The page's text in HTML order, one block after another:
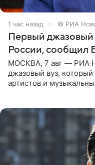
1 час назад © РИА
Первый джазовый
России, сообщил
МОСКВА, 7 авг — РИА
джазовый вуз, который
артистов и